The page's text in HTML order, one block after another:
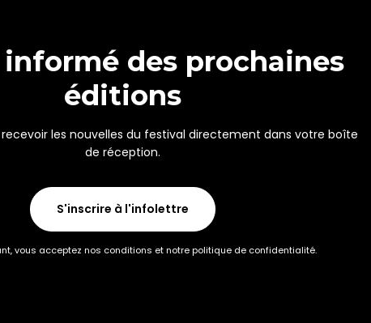
informé des prochaines
éditions
les nouvelles du festival directement dans votre boîte
de réception.
S'inscrire à l'infolettre
vous acceptez nos conditions et notre politique de confidentialité.